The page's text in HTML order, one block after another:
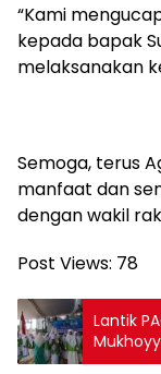
“Kami
kepada bapak
melaksanakan
Semoga, terus
manfaat dan
dengan wakil
Post Views: 78
Lantik
dan